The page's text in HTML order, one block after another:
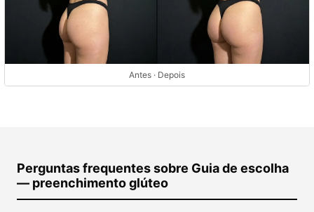
Antes · Depois
Perguntas frequentes sobre Guia de escolha
— preenchimento glúteo